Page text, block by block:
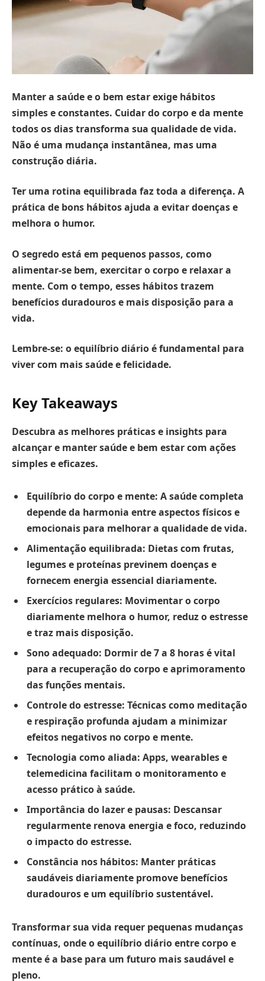
Manter a saúde e o bem estar exige hábitos
simples e constantes. Cuidar do corpo e da mente
todos os dias transforma sua qualidade de vida.
Não é uma mudança instantânea, mas uma
construção diária.
Ter uma rotina equilibrada faz toda a diferença. A
prática de bons hábitos ajuda a evitar doenças e
melhora o humor.
O segredo está em pequenos passos, como
alimentar-se bem, exercitar o corpo e relaxar a
mente. Com o tempo, esses hábitos trazem
benefícios duradouros e mais disposição para a
vida.
Lembre-se: o equilíbrio diário é fundamental para
viver com mais saúde e felicidade.
Key Takeaways
Descubra as melhores práticas e insights para
alcançar e manter saúde e bem estar com ações
simples e eficazes.
Equilíbrio do corpo e mente: A saúde completa
depende da harmonia entre aspectos físicos e
emocionais para melhorar a qualidade de vida.
Alimentação equilibrada: Dietas com frutas,
legumes e proteínas previnem doenças e
fornecem energia essencial diariamente.
Exercícios regulares: Movimentar o corpo
diariamente melhora o humor, reduz o estresse
e traz mais disposição.
Sono adequado: Dormir de 7 a 8 horas é vital
para a recuperação do corpo e aprimoramento
das funções mentais.
Controle do estresse: Técnicas como meditação
e respiração profunda ajudam a minimizar
efeitos negativos no corpo e mente.
Tecnologia como aliada: Apps, wearables e
telemedicina facilitam o monitoramento e
acesso prático à saúde.
Importância do lazer e pausas: Descansar
regularmente renova energia e foco, reduzindo
o impacto do estresse.
Constância nos hábitos: Manter práticas
saudáveis diariamente promove benefícios
duradouros e um equilíbrio sustentável.
Transformar sua vida requer pequenas mudanças
contínuas, onde o equilíbrio diário entre corpo e
mente é a base para um futuro mais saudável e
pleno.